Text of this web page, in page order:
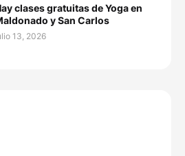
clases gratuitas de Yoga en
y San Carlos
13, 2026